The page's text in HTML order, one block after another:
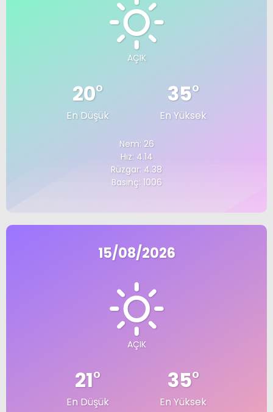
AÇIK
20°
En Düşük
35°
En Yüksek
Nem: 26
Hız: 4.14
Rüzgar: 4.38
Basınç: 1006
15/08/2026
AÇIK
21°
En Düşük
35°
En Yüksek